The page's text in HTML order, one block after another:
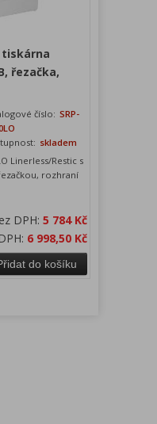
tiskárna
řezačka,
číslo: SRP-
skladem
Linerless/Restic s
rozhraní
DPH:5 784 Kč
6 998,50 Kč
do košíku